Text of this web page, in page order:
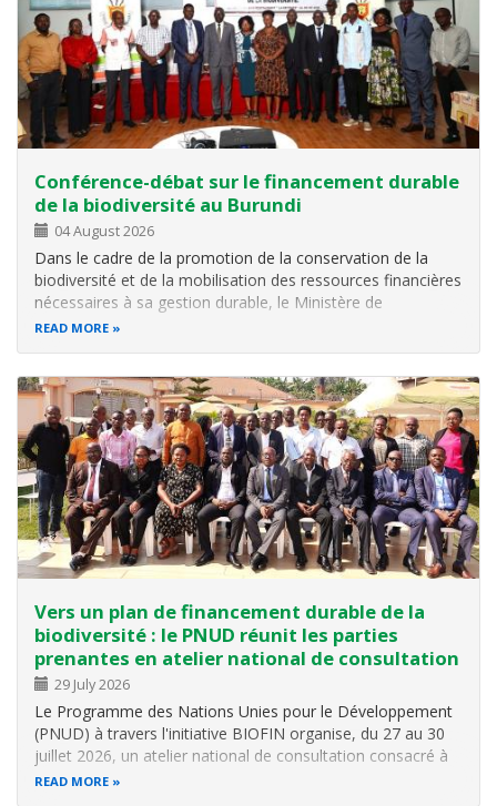
Conférence-débat sur le financement durable
de la biodiversité au Burundi
04 August 2026
Dans le cadre de la promotion de la conservation de la
biodiversité et de la mobilisation des ressources financières
nécessaires à sa gestion durable, le Ministère de
l’Environnement, de l’Agriculture et de l’Élevage, à travers
READ MORE
Vers un plan de financement durable de la
biodiversité : le PNUD réunit les parties
prenantes en atelier national de consultation
29 July 2026
Le Programme des Nations Unies pour le Développement
(PNUD) à travers l'initiative BIOFIN organise, du 27 au 30
juillet 2026, un atelier national de consultation consacré à
l'Évaluation des Besoins de Financement de la Biodiversité
READ MORE